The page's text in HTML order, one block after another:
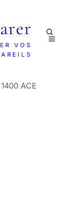
VOS
ACE